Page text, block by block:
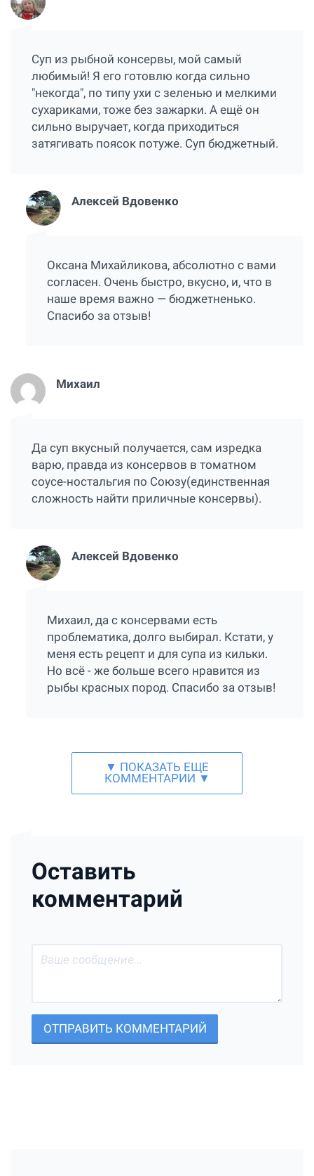
Суп из рыбной консервы, мой самый
любимый! Я его готовлю когда сильно
"некогда", по типу ухи с зеленью и мелкими
сухариками, тоже без зажарки. А ещё он
сильно выручает, когда приходиться
затягивать поясок потуже. Суп бюджетный.
Алексей Вдовенко
Оксана Михайликова, абсолютно с вами
согласен. Очень быстро, вкусно, и, что в
наше время важно — бюджетненько.
Спасибо за отзыв!
Михаил
Да суп вкусный получается, сам изредка
варю, правда из консервов в томатном
соусе-ностальгия по Союзу(единственная
сложность найти приличные консервы).
Алексей Вдовенко
Михаил, да с консервами есть
проблематика, долго выбирал. Кстати, у
меня есть рецепт и для супа из кильки.
Но всё - же больше всего нравится из
рыбы красных пород. Спасибо за отзыв!
▼ ПОКАЗАТЬ ЕЩЕ
КОММЕНТАРИИ ▼
Оставить
комментарий
ОТПРАВИТЬ КОММЕНТАРИЙ